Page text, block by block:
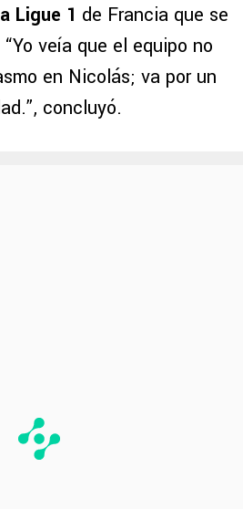
Ligue 1 de Francia que se
veía que el equipo no
en Nicolás; va por un
concluyó.